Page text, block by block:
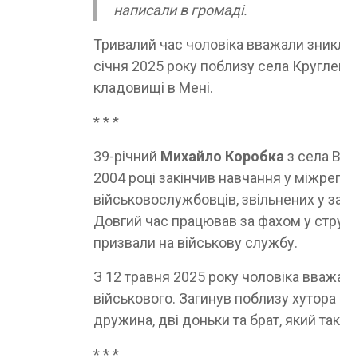
написали в громаді.
Тривалий час чоловіка вважали
січня 2025 року поблизу села
кладовищі в Мені.
* * *
39-річний Михайло Коробка з села
2004 році закінчив навчання у
військовослужбовців, звільнених у
Довгий час працював за фахом у
призвали на військову службу.
З 12 травня 2025 року чоловіка
військового. Загинув поблизу
дружина, дві доньки та брат, який
* * *